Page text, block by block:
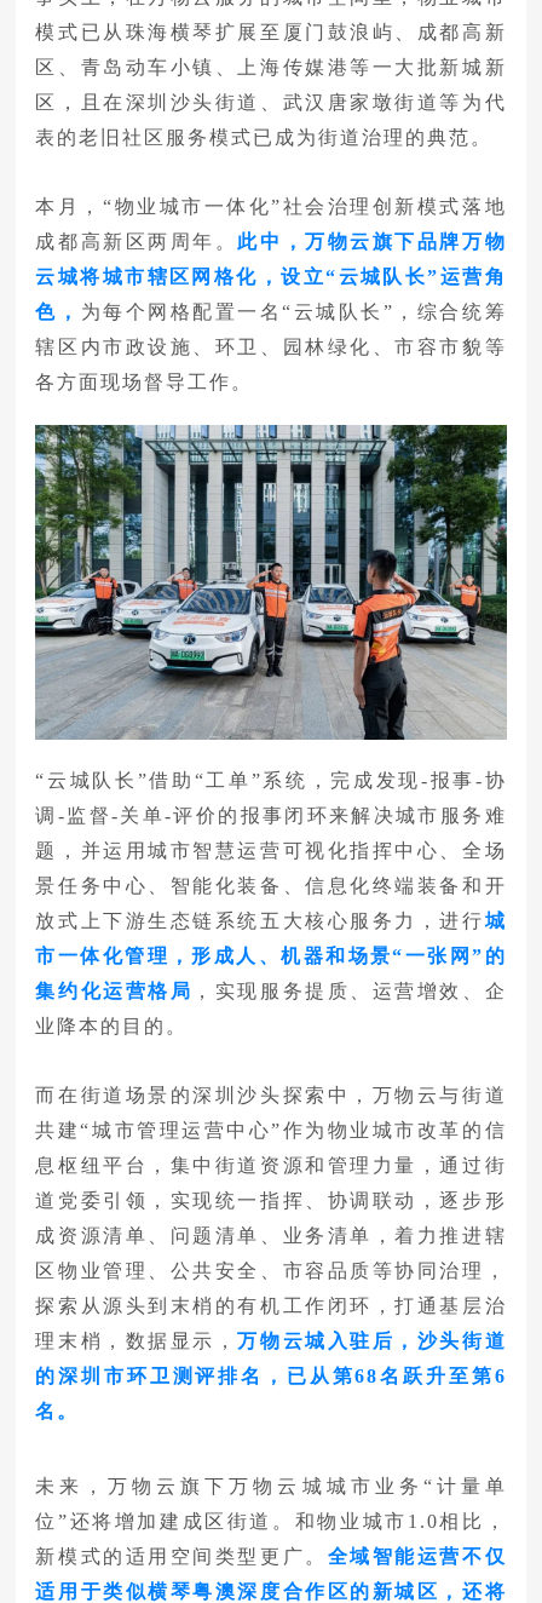
模式已从珠海横琴扩展至厦门鼓浪屿、成都高新
区、青岛动车小镇、上海传媒港等一大批新城新
区，且在深圳沙头街道、武汉唐家墩街道等为代
表的老旧社区服务模式已成为街道治理的典范。
本月，“物业城市一体化”社会治理创新模式落地
成都高新区两周年。 此中，万物云旗下品牌万物
云城将城市辖区网格化，设立“云城队长”运营角
色， 为每个网格配置一名“云城队长”，综合统筹
辖区内市政设施、环卫、园林绿化、市容市貌等
各方面现场督导工作。
“云城队长”借助“工单”系统， 完成发现-报事-协
调-监督-关单-评价的 报事闭环来解决城市服务难
题，并运用城市智慧运营可视化指挥中心、全场
景任务中心、智能化装备、信息化终端装备和开
放式上下游生态链系统五大核心服务力，进行城
市一体化管理，形成人、机器和场景“一张网”的
集约化运营格局 ，实现服务提质、运营增效、企
业降本的目的。
而在街道场景的深圳沙头探索中，万物云与街道
共建“城市管理运营中心”作为物业城市改革的信
息枢纽平台，集中街道资源和管理力量，通过街
道党委引领，实现统一指挥、协调联动，逐步形
成资源清单、问题清单、业务清单，着力推进辖
区物业管理、公共安全、市容品质等协同治理，
探索从源头到末梢的有机工作闭环，打通基层治
理末梢，数据显示，万物云城入驻后，沙头街道
的深圳市环卫测评排名，已从第68名跃升至第6
名。
未来，万物云旗下万物云城城市业务“计量单
位”还将增加建成区街道。和物业城市1.0相比，
新模式的适用空间类型更广。 全域智能运营不仅
适用于类似横琴粤澳深度合作区的新城区，还将